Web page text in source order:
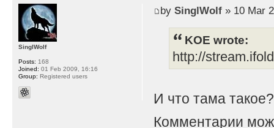
by SinglWolf» 10 Mar
KOE wrote:
http://
И что тама
Комментарии
SinglWolf
Posts: 168
Joined: 01 Feb 2009, 16:16
Group: Registered users